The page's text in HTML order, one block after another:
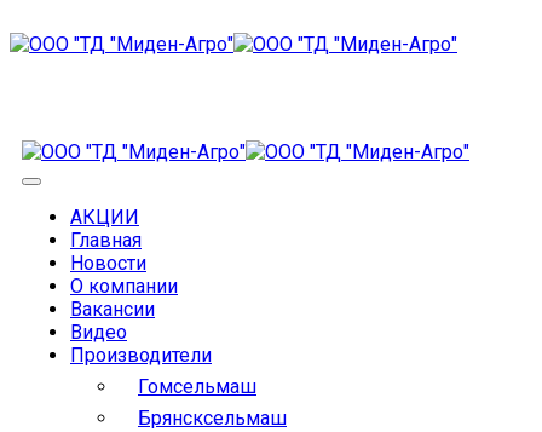
АКЦИИ
Главная
Новости
О компании
Вакансии
Видео
Производители
Гомсельмаш
Брянсксельмаш